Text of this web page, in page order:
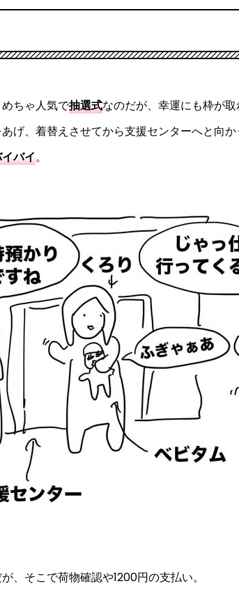
ちゃ人気で抽選式なのだが、幸運にも枠が取
げ、着替えさせてから支援センターへと向か
バイ。
、そこで荷物確認や1200円の支払い。